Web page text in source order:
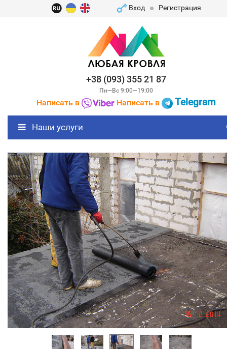
Вход Регистрация
+38 (093) 355 21 87
Пн—Вс 9:00—19:00
Написать в Написать в Telegram
Наши услуги